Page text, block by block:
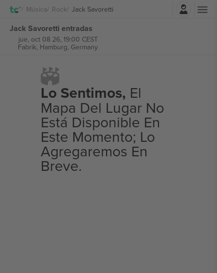
Música Rock Jack Savoretti
Jack Savoretti entradas
jue, oct 08 26, 19:00 CEST
Fabrik, Hamburg, Germany
Lo Sentimos, El
Mapa Del Lugar No
Está Disponible En
Este Momento; Lo
Agregaremos En
Breve.